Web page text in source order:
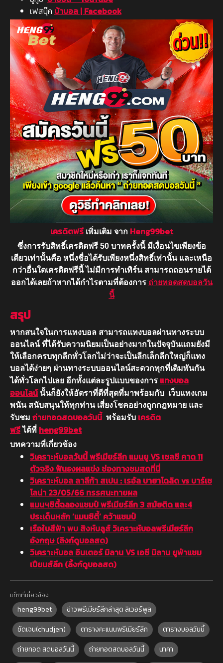
เฟสบุ๊ค บ้าบอล | Facebook
เครดิตฟรีเพิ่มเติม จาก Heng99bet
ซึ่งการรับสิทธิ์เครดิตฟรี 50 บาทครั้งนี้ มีเงื่อนไขเพียงข้อ
เดียวเท่านั้นคือ หนึ่งชื่อได้รับเพียงหนึ่งสิทธิ์เท่านั้นและเหนือ
กว่าอื่นใดเครดิตฟรีนี้ไม่มีการทำเทิร์น สามารถถอนรายได้
ออกได้เลยถ้าหากได้กำไรตามที่ต้องการ ถ่ายทอดสดบอลวัน
นี้
สรุป
หากสนใจในการแทงบอล สามารถแทงบอลผ่านทางระบบ
ออนไลน์ ที่ได้รับความนิยมเป็นอย่างมากในปัจจุบันแถมยังมี
ให้เลือกครบทุกลีกทั่วโลกไม่ว่าจะเป็นลีกเล็กลีกใหญ่ก็แทง
บอลได้ง่ายๆ ผ่านทางระบบออนไลน์สะดวกทุกที่เดิมพันกัน
ได้ทั่วโลกไปเลย อีกทั้งแต่ละรูปแบบของการ แทงบอล
ออนไลน์นั้นก็ยังให้อัตราที่ดีที่สุดที่มาพร้อมกับ เว็บแทงเกม
พนัน สนับสนุนให้ทุกท่าน เสี่ยงโชคอย่างถูกกฎหมาย และ
รับชม ถ่ายทอดสดบอลวันนี้ พร้อมรับ เครดิต
ฟรีได้ที่ heng99bet
บทความที่เกี่ยวข้อง
วิเคราะห์บอลวันนี้ พรีเมียร์ลีก แมนยู VS เชลซี คาด 11
ตัวจริง ฟันธงผลแข่ง ช่องทางชมสดที่นี่
วิเคราะห์บอล ลาลีก้า สเปน : เรอัล บายาโดลิด vs บาร์เซ
โลน่า 23/05/66 ทรรศนะทายผล
แมนฯซิตี้ฉลองแชมป์ พรีเมียร์ลีก 3 สมัยติด และ4
ประเด็นหลัก ‘แมนซิตี้’ คว้าแชมป์
เรือใบสีฟ้า พบ สิงห์บลูส์ วิเคราะห์บอลพรีเมียร์ลีก
อังกฤษ (ลิงก์ดูบอลสด)
วิเคราะห์บอล อินเตอร์ มิลาน VS เอซี มิลาน ยูฟ่าแชม
เปียนส์ลีก (ลิ้งก์ดูบอลสด)
แท็กที่เกี่ยวข้อง
heng99bet
ข่าวพรีเมียร์ลีกล่าสุด ลิเวอร์พูล
ชัดเจน(chudjen)
ตารางคะแนนพรีเมียร์ลีก
ตารางบอลวันนี้
ถ่ายทอด สดบอลวันนี้
ถ่ายทอดสดบอลวันนี้
นาคา